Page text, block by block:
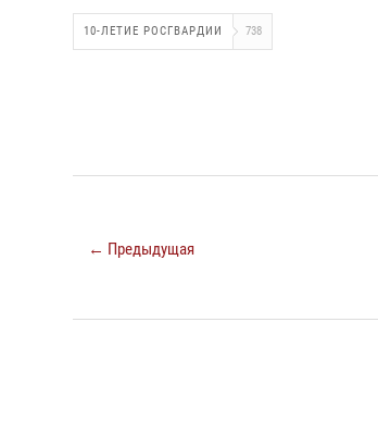
10-ЛЕТИЕ РОСГВАРДИИ 738
← Предыдущая